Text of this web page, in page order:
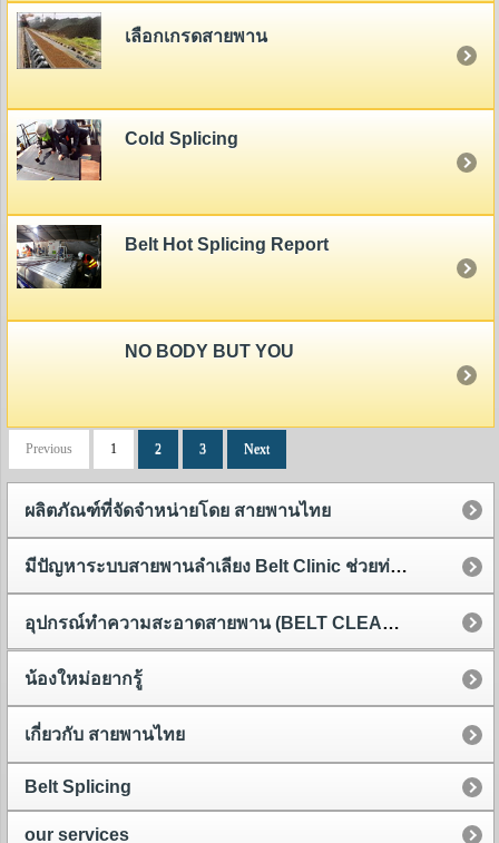
เลือกเกรดสายพาน
Cold Splicing
Belt Hot Splicing Report
NO BODY BUT YOU
Previous 1 2 3 Next
ผลิตภัณฑ์ที่จัดจำหน่ายโดย สายพานไทย
มีปัญหาระบบสายพานลำเลียง Belt Clinic ช่วยท่านได้
อุปกรณ์ทำความสะอาดสายพาน (BELT CLEANER)
น้องใหม่อยากรู้
เกี่ยวกับ สายพานไทย
Belt Splicing
our services